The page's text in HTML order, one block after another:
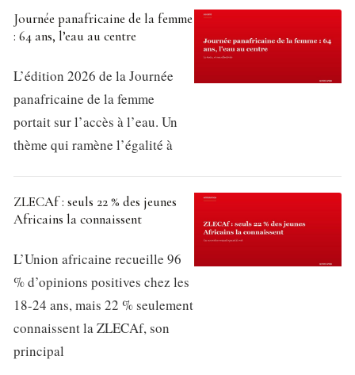
Journée panafricaine de la femme
: 64 ans, l’eau au centre
L’édition 2026 de la Journée
panafricaine de la femme
portait sur l’accès à l’eau. Un
thème qui ramène l’égalité à
ZLECAf : seuls 22 % des jeunes
Africains la connaissent
L’Union africaine recueille 96
% d’opinions positives chez les
18-24 ans, mais 22 % seulement
connaissent la ZLECAf, son
principal